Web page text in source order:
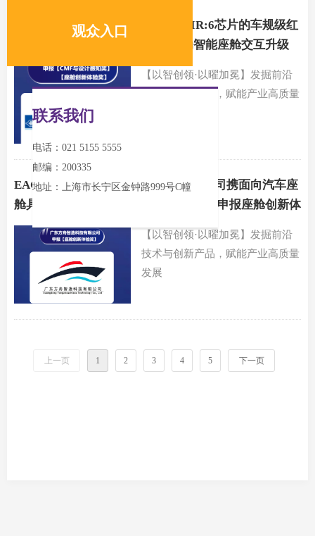
观众入口
联系我们
电话：021 5155 5555
邮编：200335
地址：上海市长宁区金钟路999号C幢
EAC智曜奖 | 艾迈斯欧司朗携基于IR:6芯片的车规级红
外LED申报座舱创新体验奖，推动智能座舱交互升级
【以智创领·以曜加冕】发掘前沿
技术与创新产品，赋能产业高质量
EAC智曜奖 | 广东方舟智造科技有限公司携面向汽车座
舱具身智能交互的柔性感知一体化方案申报座舱创新体
验奖，赋能座舱交互
【以智创领·以曜加冕】发掘前沿
技术与创新产品，赋能产业高质量
发展
上一页 1 2 3 4 5 下一页